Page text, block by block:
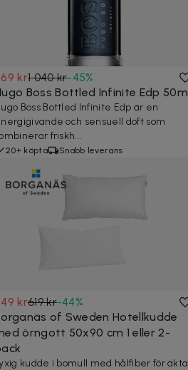
kr1 040 kr-45%
Boss Bottled Infinite Edp 50ml
Boss Bottled Infinite Edp är en
och sensuell doft som
friskh...
20+ köpta Snabb leverans
kr619 kr-44%
of Sweden Hotellkudde
örngott 50x90 cm 1 eller 2-
kudde i bomull med hålfiber för äkta